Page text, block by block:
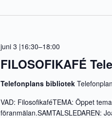
FILOSOFIKAFÉ
juni 3 |16:30–18:00
Telefonplans bibliotek
VAD: FilosofikaféTEMA: Öppet
föranmälan.SAMTALSLEDAREN: